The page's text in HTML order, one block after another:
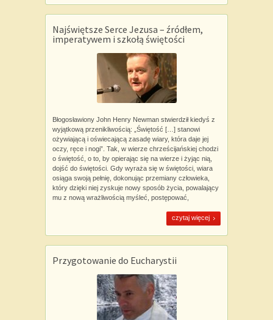
Najświętsze Serce Jezusa – źródłem,
imperatywem i szkołą świętości
Błogosławiony John Henry Newman stwierdził kiedyś z
wyjątkową przenikliwością: „Świętość […] stanowi
ożywiającą i oświecającą zasadę wiary, która daje jej
oczy, ręce i nogi”. Tak, w wierze chrześcijańskiej chodzi
o świętość, o to, by opierając się na wierze i żyjąc nią,
dojść do świętości. Gdy wyraża się w świętości, wiara
osiąga swoją pełnię, dokonując przemiany człowieka,
który dzięki niej zyskuje nowy sposób życia, powalający
mu z nową wrażliwością myśleć, postępować,
czytaj więcej
Przygotowanie do Eucharystii